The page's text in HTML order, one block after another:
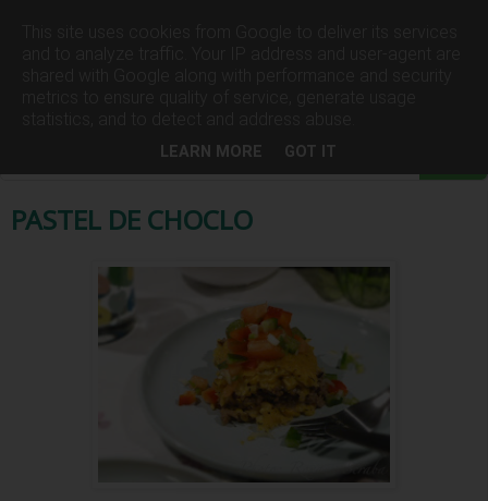
PASTEL DE CHOCLO
LEARN MORE GOT IT